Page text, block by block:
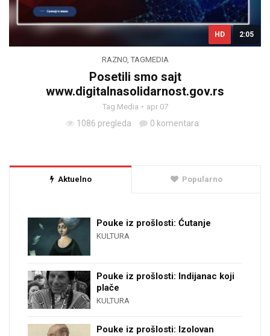
HD 2:05
RAZNO, TAGMEDIA
Posetili smo sajt
www.digitalnasolidarnost.gov.rs
Tag Media apr 07
1086 pregleda 0 komentara
Aktuelno Popularno
Pouke iz prošlosti: Ćutanje
KULTURA
Pouke iz prošlosti: Indijanac koji
plače
KULTURA
Pouke iz prošlosti: Izolovan